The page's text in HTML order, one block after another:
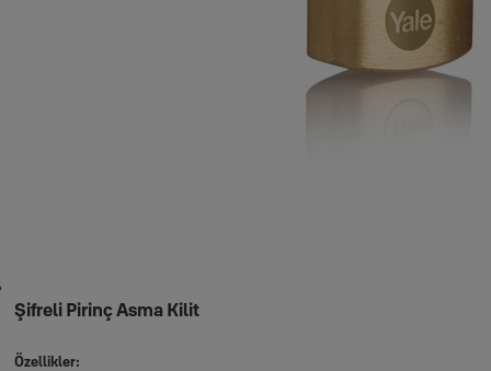
Şifreli Pirinç Asma Kilit
Özellikler: